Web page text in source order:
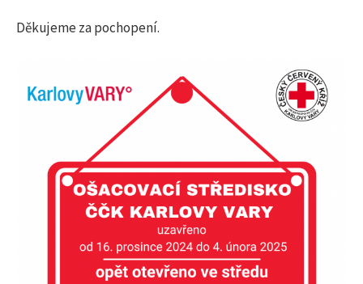
n
Děkujeme za pochopení.